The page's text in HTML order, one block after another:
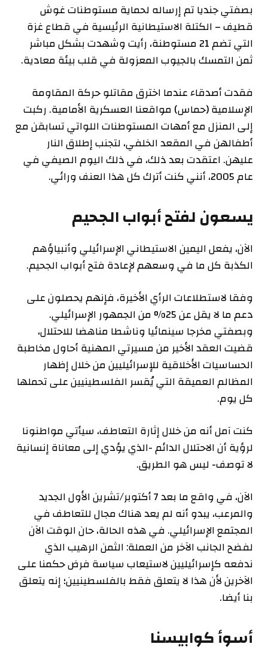
بصفتي جنديا تم إرساله لحماية مستوطنات غوش
قطيف – الكتلة الاستيطانية الرئيسية في قطاع غزة
التي تضم 21 مستوطنة، رأيت وشهدت بشكل مباشر
ثمن التمسك بالجيوب المعزولة في قلب بيئة معادية.
فقدت أصدقاء عندما اخترق مقاتلو حركة المقاومة
الإسلامية (حماس) مواقعنا العسكرية الأمامية. ركبت
إلى المنزل مع أمهات المستوطنات اللواتي تسابقن مع
أطفالهن في المقعد الخلفي، لتجنب إطلاق النار
عليهن. اعتقدت بعد ذلك، في ذلك اليوم الصيفي في
عام 2005، أنني كنت أترك كل هذا العنف ورائي.
يسعون لفتح أبواب الجحيم
الآن، يفعل اليمين الاستيطاني الإسرائيلي وأنبياؤهم
الكذبة كل ما في وسعهم لإعادة فتح أبواب الجحيم.
وفقا لاستطلاعات الرأي الأخيرة، فإنهم يحصلون على
دعم ما لا يقل عن 25% من الجمهور الإسرائيلي.
وبصفتي مخرجا سينمائيا وناشطا مناهضا للاحتلال،
قضيت العقد الأخير من مسيرتي المهنية أحاول مخاطبة
الحساسيات الأخلاقية للإسرائيليين من خلال إظهار
المظالم العميقة التي يُقسر الفلسطينيين على تحملها
كل يوم.
كنت آمل أنه من خلال إثارة التعاطف، سيأتي مواطنونا
لرؤية أن الاحتلال الدائم -الذي يؤدي إلى معاناة إنسانية
لا توصف- ليس هو الطريق.
الآن، في واقع ما بعد 7 أكتوبر/تشرين الأول الجديد
والمرعب، يبدو أنه لم يعد هناك مجال للتعاطف في
المجتمع الإسرائيلي. في هذه الحالة، حان الوقت الآن
لفضح الجانب الآخر من العملة: الثمن الرهيب الذي
ندفعه كإسرائيليين لاستيعاب سياسة فرض حكمنا على
الآخرين لأن هذا لا يتعلق فقط بالفلسطينيين؛ إنه يتعلق
بنا أيضا.
أسوأ كوابيسنا